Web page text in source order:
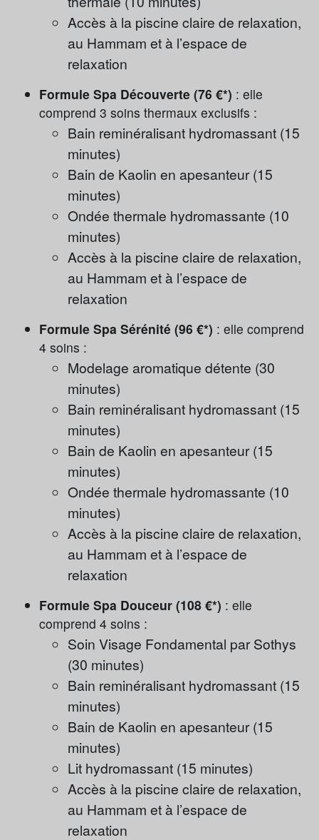
Accès à la piscine claire de relaxation,
au Hammam et à l’espace de
relaxation
Formule Spa Découverte (76 €*) : elle
comprend 3 soins thermaux exclusifs :
Bain reminéralisant hydromassant (15
minutes)
Bain de Kaolin en apesanteur (15
minutes)
Ondée thermale hydromassante (10
minutes)
Accès à la piscine claire de relaxation,
au Hammam et à l’espace de
relaxation
Formule Spa Sérénité (96 €*) : elle comprend
4 soins :
Modelage aromatique détente (30
minutes)
Bain reminéralisant hydromassant (15
minutes)
Bain de Kaolin en apesanteur (15
minutes)
Ondée thermale hydromassante (10
minutes)
Accès à la piscine claire de relaxation,
au Hammam et à l’espace de
relaxation
Formule Spa Douceur (108 €*) : elle
comprend 4 soins :
Soin Visage Fondamental par Sothys
(30 minutes)
Bain reminéralisant hydromassant (15
minutes)
Bain de Kaolin en apesanteur (15
minutes)
Lit hydromassant (15 minutes)
Accès à la piscine claire de relaxation,
au Hammam et à l’espace de
relaxation